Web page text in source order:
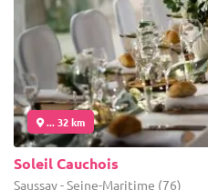
... 32 km
Soleil Cauchois
Saussay - Seine-Maritime (76)